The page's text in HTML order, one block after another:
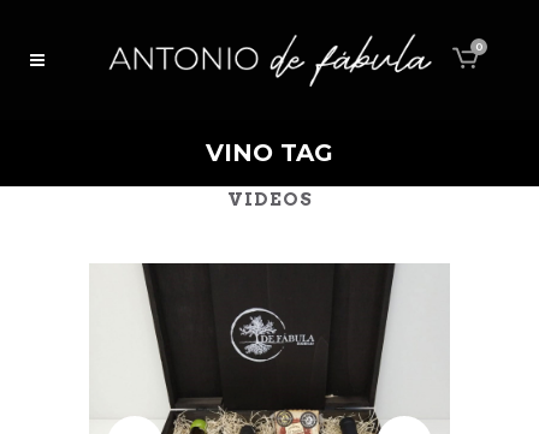
0
VINO TAG
EVENTOS
NOTICIAS
VIDEOS